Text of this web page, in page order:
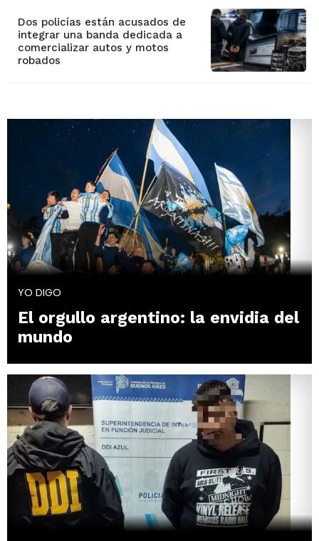
Dos policías están acusados de
integrar una banda dedicada a
comercializar autos y motos
robados
YO DIGO
El orgullo argentino: la envidia del
mundo